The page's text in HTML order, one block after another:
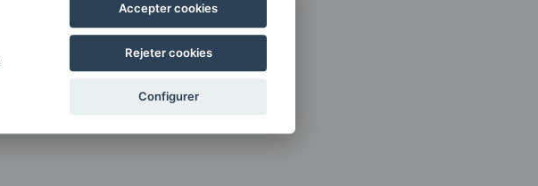
Accepter cookies
Rejeter cookies
Configurer